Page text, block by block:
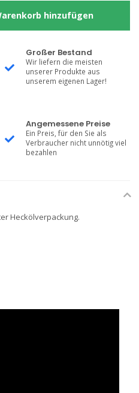
hinzufügen
Großer Bestand
Wir liefern die meisten
unserer Produkte aus
unserem eigenen Lager!
Angemessene Preise
Ein Preis, für den Sie als
Verbraucher nicht unnötig viel
bezahlen
Heckölverpackung.